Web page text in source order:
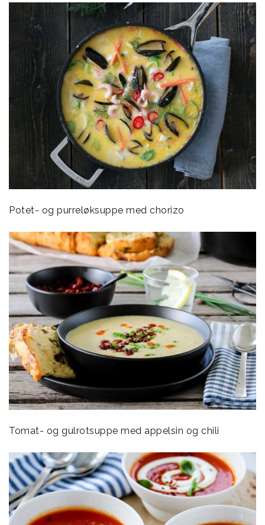
Potet- og purreløksuppe med chorizo
Tomat- og gulrotsuppe med appelsin og chili